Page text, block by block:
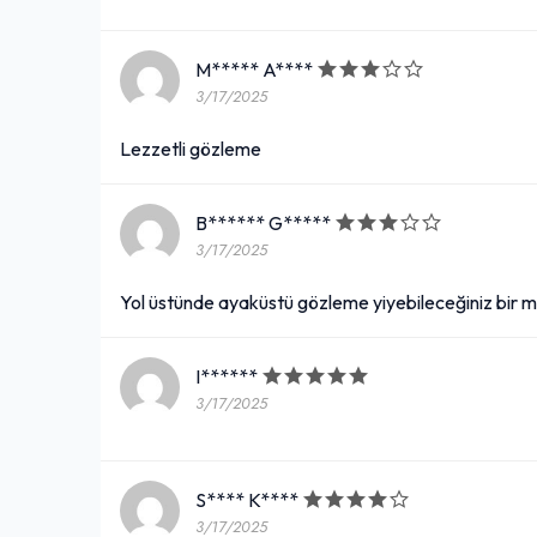
M***** A****
3/17/2025
Lezzetli gözleme
B****** G*****
3/17/2025
Yol üstünde ayaküstü gözleme yiyebileceğiniz bir
I******
3/17/2025
S**** K****
3/17/2025